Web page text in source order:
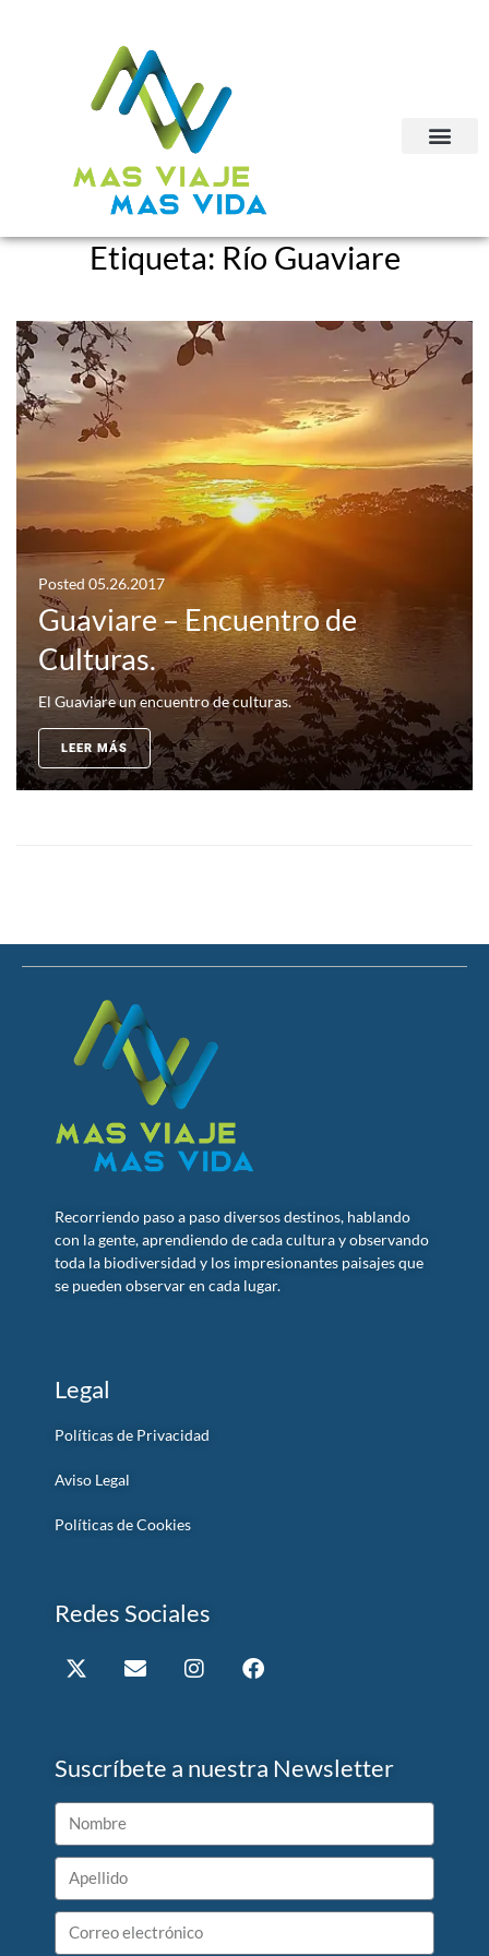
Etiqueta:Río Guaviare
Posted 05.26.2017
Guaviare – Encuentro de
Culturas.
El Guaviare un encuentro de culturas.
LEER MÁS
Recorriendo paso a paso diversos destinos, hablando
con la gente, aprendiendo de cada cultura y observando
toda la biodiversidad y los impresionantes paisajes que
se pueden observar en cada lugar.
Legal
Políticas de Privacidad
Aviso Legal
Políticas de Cookies
Redes Sociales
Suscríbete a nuestra Newsletter